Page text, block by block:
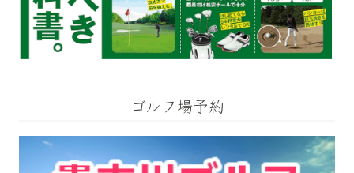
ゴルフ場予約